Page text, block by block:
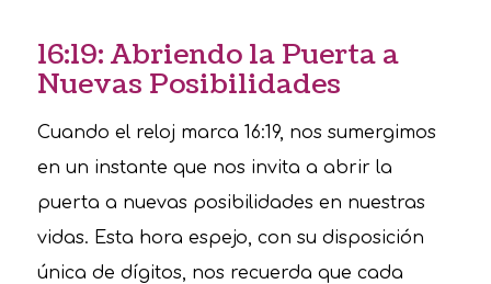
16:19: Abriendo la Puerta a
Nuevas Posibilidades
Cuando el reloj marca 16:19, nos sumergimos
en un instante que nos invita a abrir la
puerta a nuevas posibilidades en nuestras
vidas. Esta hora espejo, con su disposición
única de dígitos, nos recuerda que cada